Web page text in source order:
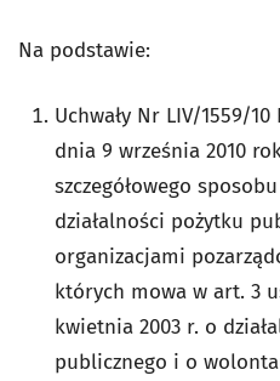
Na podstawie:
Uchwały Nr LIV/1559/
dnia 9 września 2010
szczegółowego
działalności pożytku
organizacjami
których mowa w art. 3
kwietnia 2003 r. o
publicznego i o